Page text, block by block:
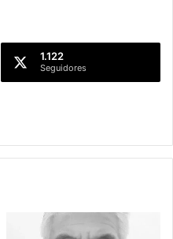
1.122
Seguidores